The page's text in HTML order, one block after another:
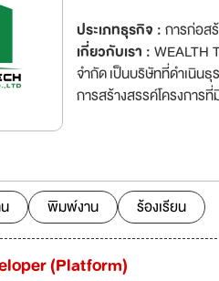
ประเภทธุรกิจ :การก่อส
เกี่ยวกับเรา :WEALTH TECH
จำกัด เป็นบริษัทที่ดำเนิน
การสร้างสรรค์โครงการ
รวมถึงการพัฒนาโครง
เป็นผู้นำในอุตสาหกรรมด้
สังคมอย่างต่
พิมพ์งาน ร้องเรียน
(Platform)